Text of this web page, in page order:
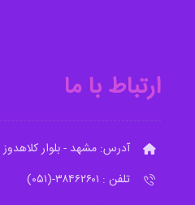
ارتباط با ما
آدرس: مشهد - بلوار کلاهدوز -
تلفن : ۳۸۴۶۲۶۰۱-(۰۵۱)